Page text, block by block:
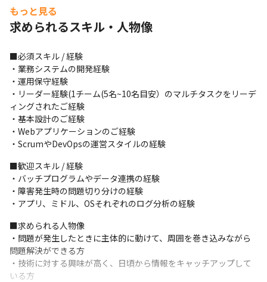
(3)総務領域（ワークフロー、ビジネスプロセス）の要件定義から
運用保守までの全工程を担当して頂きます。
(4)対象となる基幹システムは外部公開のWebシステム、外部非公
ムごとに特徴があります。
顧客の業務を理解し、整理した要求を仕様に落とし込み、設計・
製造・テストを実施いただき、リリースまでの一連のPJT運営も担
当していただけます。
■この仕事の面白み、魅力
・「より良いサービスを提供する」ため、ステークホルダーと信
頼関係を築いて円滑なコミュニケーションを取りながら業務を進
・当グループでは、「OnePERSOL」という標語を元に、業務部門
とIT部門が同じ目標のもとで、コミュニケーションをとりやすい
風土のため、業務観点・アプリ観点・インフラ観点・セキュリテ
ィ観点といった多角的な感覚を身につける機会があります。
もっと見る
求められるスキル・人物像
■必須スキル / 経験
・業務システムの開発経験
・運用保守経験
・リーダー経験(1チーム(5名~10名目安）のマルチタスクをリーデ
ィングされたご経験
・基本設計のご経験
・Webアプリケーションのご経験
・ScrumやDevOpsの運営スタイルの経験
■歓迎スキル / 経験
・バッチプログラムやデータ連携の経験
・障害発生時の問題切り分けの経験
・アプリ、ミドル、OSそれぞれのログ分析の経験
■求められる人物像
・問題が発生したときに主体的に動けて、周囲を巻き込みながら
問題解決ができる方
・技術に対する興味が高く、日頃から情報をキャッチアップして
いる方